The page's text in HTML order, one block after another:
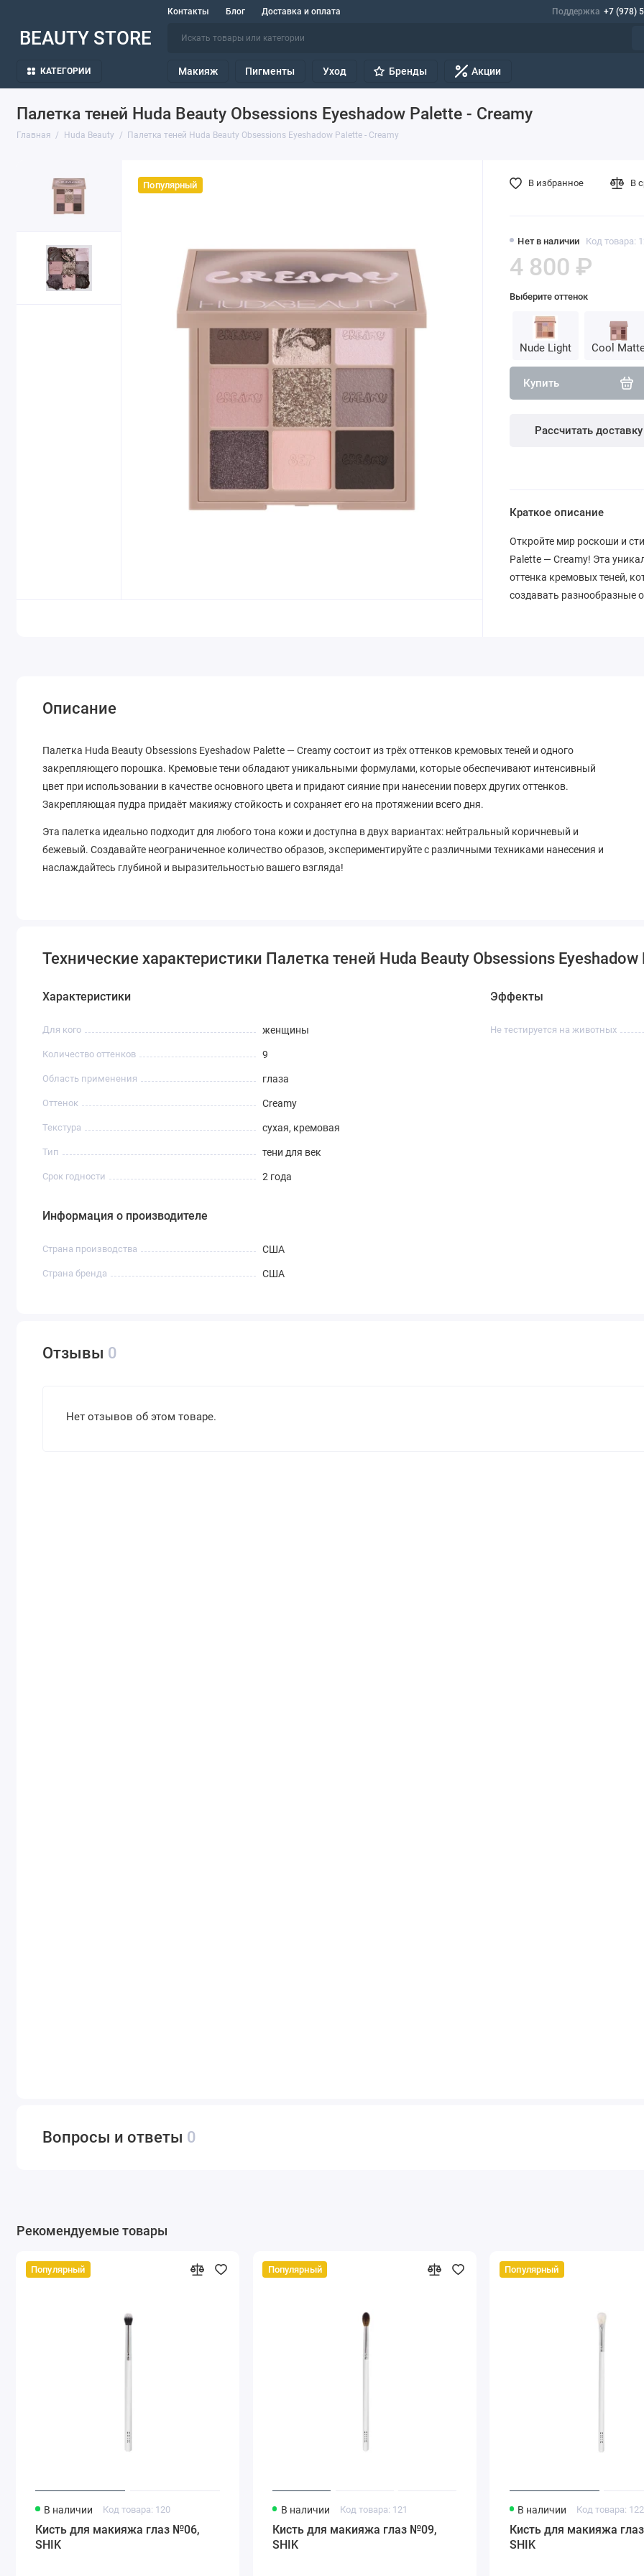
Контакты Блог Доставка и оплата Поддержка +7 (978)
BEAUTY STORE
КАТЕГОРИИ Макияж Пигменты Уход Бренды Акции
Палетка теней Huda Beauty Obsessions Eyeshadow Palette - Creamy
Главная Huda Beauty Палетка теней Huda Beauty Obsessions Eyeshadow Palette - Creamy
Популярный
Нет в наличии Код товара:
4 800 ₽
Выберите оттенок
Nude Light Cool
Купить
Рассчитать доставку
В избранное В
Краткое описание
Откройте мир роскоши и
Palette — Creamy! Эта
оттенка кремовых теней,
создавать разнообразные
Описание
Палетка Huda Beauty Obsessions Eyeshadow Palette — Creamy состоит из трёх оттенков кремовых теней и одного
закрепляющего порошка. Кремовые тени обладают уникальными формулами, которые обеспечивают интенсивный
цвет при использовании в качестве основного цвета и придают сияние при нанесении поверх других оттенков.
Закрепляющая пудра придаёт макияжу стойкость и сохраняет его на протяжении всего дня.
Эта палетка идеально подходит для любого тона кожи и доступна в двух вариантах: нейтральный коричневый и
бежевый. Создавайте неограниченное количество образов, экспериментируйте с различными техниками нанесения и
наслаждайтесь глубиной и выразительностью вашего взгляда!
Технические характеристики Палетка теней Huda Beauty Obsessions
Характеристики
Для кого женщины
Количество оттенков 9
Область применения глаза
Оттенок Creamy
Текстура сухая, кремовая
Тип тени для век
Срок годности 2 года
Эффекты
Не тестируется на животных
Информация о производителе
Страна производства США
Страна бренда США
Отзывы 0
Нет отзывов об этом товаре.
Вопросы и ответы 0
Рекомендуемые товары
Популярный
В наличии Код товара: 120
Кисть для макияжа глаз №06,
SHIK
Популярный
В наличии Код товара: 121
Кисть для макияжа глаз №09,
SHIK
Популярный
В наличии Код товара: 122
Кисть для макияжа
SHIK